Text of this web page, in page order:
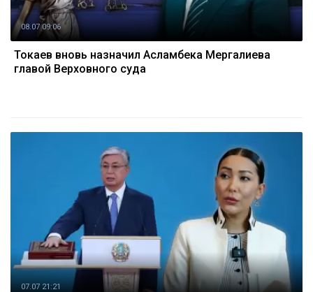
08.07 09:06
Токаев вновь назначил Асламбека Мергалиева
главой Верховного суда
07.07 21:21